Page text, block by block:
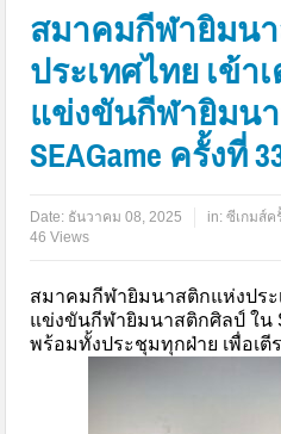
สมาคมกีฬายิมน
ประเทศไทย เข้า
แข่งขันกีฬายิมน
SEAGame ครั้งที่
Date: ธันวาคม 08, 2025 in:ซีเกมส์ค
46 Views
สมาคมกีฬายิมนาสติกแห่งประ
แข่งขันกีฬายิมนาสติกศิลป์ ใน
พร้อมทั้งประชุมทุกฝ่าย เพื่อเตี